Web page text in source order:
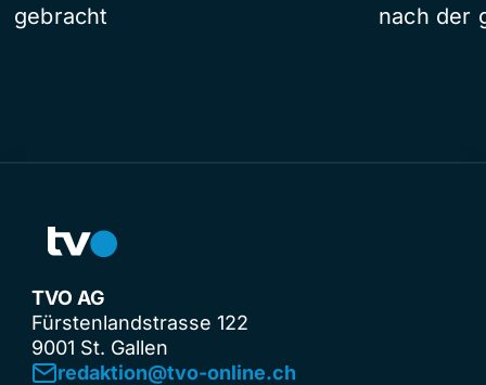
gebracht
nach der
TVO AG
Fürstenlandstrasse 122
9001 St. Gallen
redaktion@tvo-online.ch